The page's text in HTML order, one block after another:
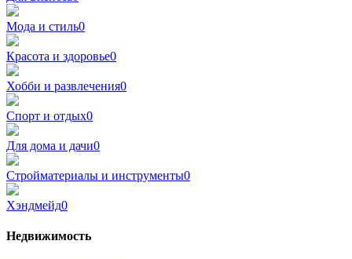
Мода и стиль0
Красота и здоровье0
Хобби и развлечения0
Спорт и отдых0
Для дома и дачи0
Стройматериалы и инструменты0
Хэндмейд0
Недвижимость